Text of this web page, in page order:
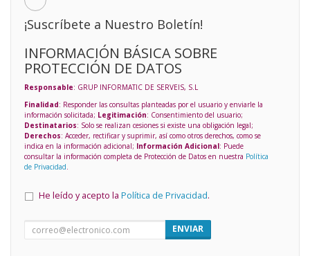
¡Suscríbete a Nuestro Boletín!
INFORMACIÓN BÁSICA SOBRE
PROTECCIÓN DE DATOS
Responsable: GRUP INFORMATIC DE SERVEIS, S.L
Finalidad: Responder las consultas planteadas por el usuario y enviarle la
información solicitada; Legitimación: Consentimiento del usuario;
Destinatarios: Solo se realizan cesiones si existe una obligación legal;
Derechos: Acceder, rectificar y suprimir, así como otros derechos, como se
indica en la información adicional; Información Adicional: Puede
consultar la información completa de Protección de Datos en nuestra Política
de Privacidad.
He leído y acepto la Política de Privacidad.
ENVIAR